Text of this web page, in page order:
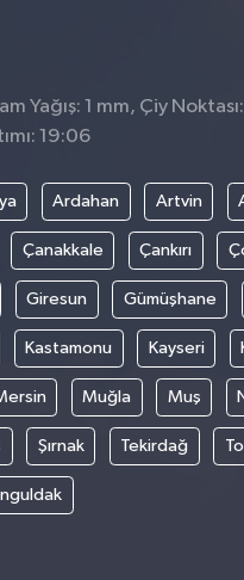
Yağış: 1 mm, Çiy
19:06
Ardahan Artvin
Çanakkale Çankırı
Giresun Gümüşhane
Kastamonu Kayseri
Muğla Muş
Şırnak Tekirdağ